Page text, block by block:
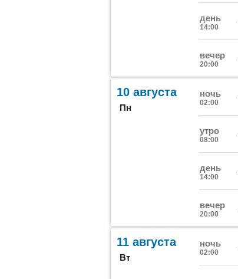
день
14:00
вечер
20:00
10 августа
Пн
ночь
02:00
утро
08:00
день
14:00
вечер
20:00
11 августа
Вт
ночь
02:00